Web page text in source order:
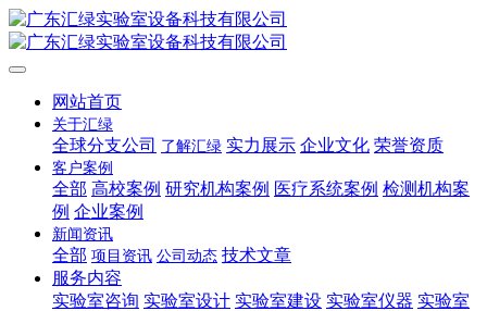
网站首页
关于汇绿
全球分支公司 了解汇绿 实力展示 企业文化 荣誉资质
客户案例
全部 高校案例 研究机构案例 医疗系统案例 检测机构案
例 企业案例
新闻资讯
全部 项目资讯 公司动态 技术文章
服务内容
实验室咨询 实验室设计 实验室建设 实验室仪器 实验室